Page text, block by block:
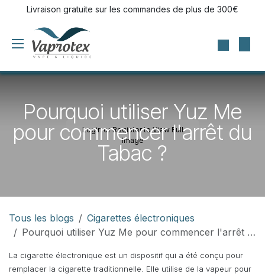
Se rendre au contenu
Livraison gratuite sur les commandes de plus de 300€
Login or Register to View Full
Image
Pourquoi utiliser Yuz Me
pour commencer l'arrêt du
Tabac ?
Tous les blogs
Cigarettes électroniques
Pourquoi utiliser Yuz Me pour commencer l'arrêt du Tabac ?
La cigarette électronique est un dispositif qui a été conçu pour
remplacer la cigarette traditionnelle. Elle utilise de la vapeur pour